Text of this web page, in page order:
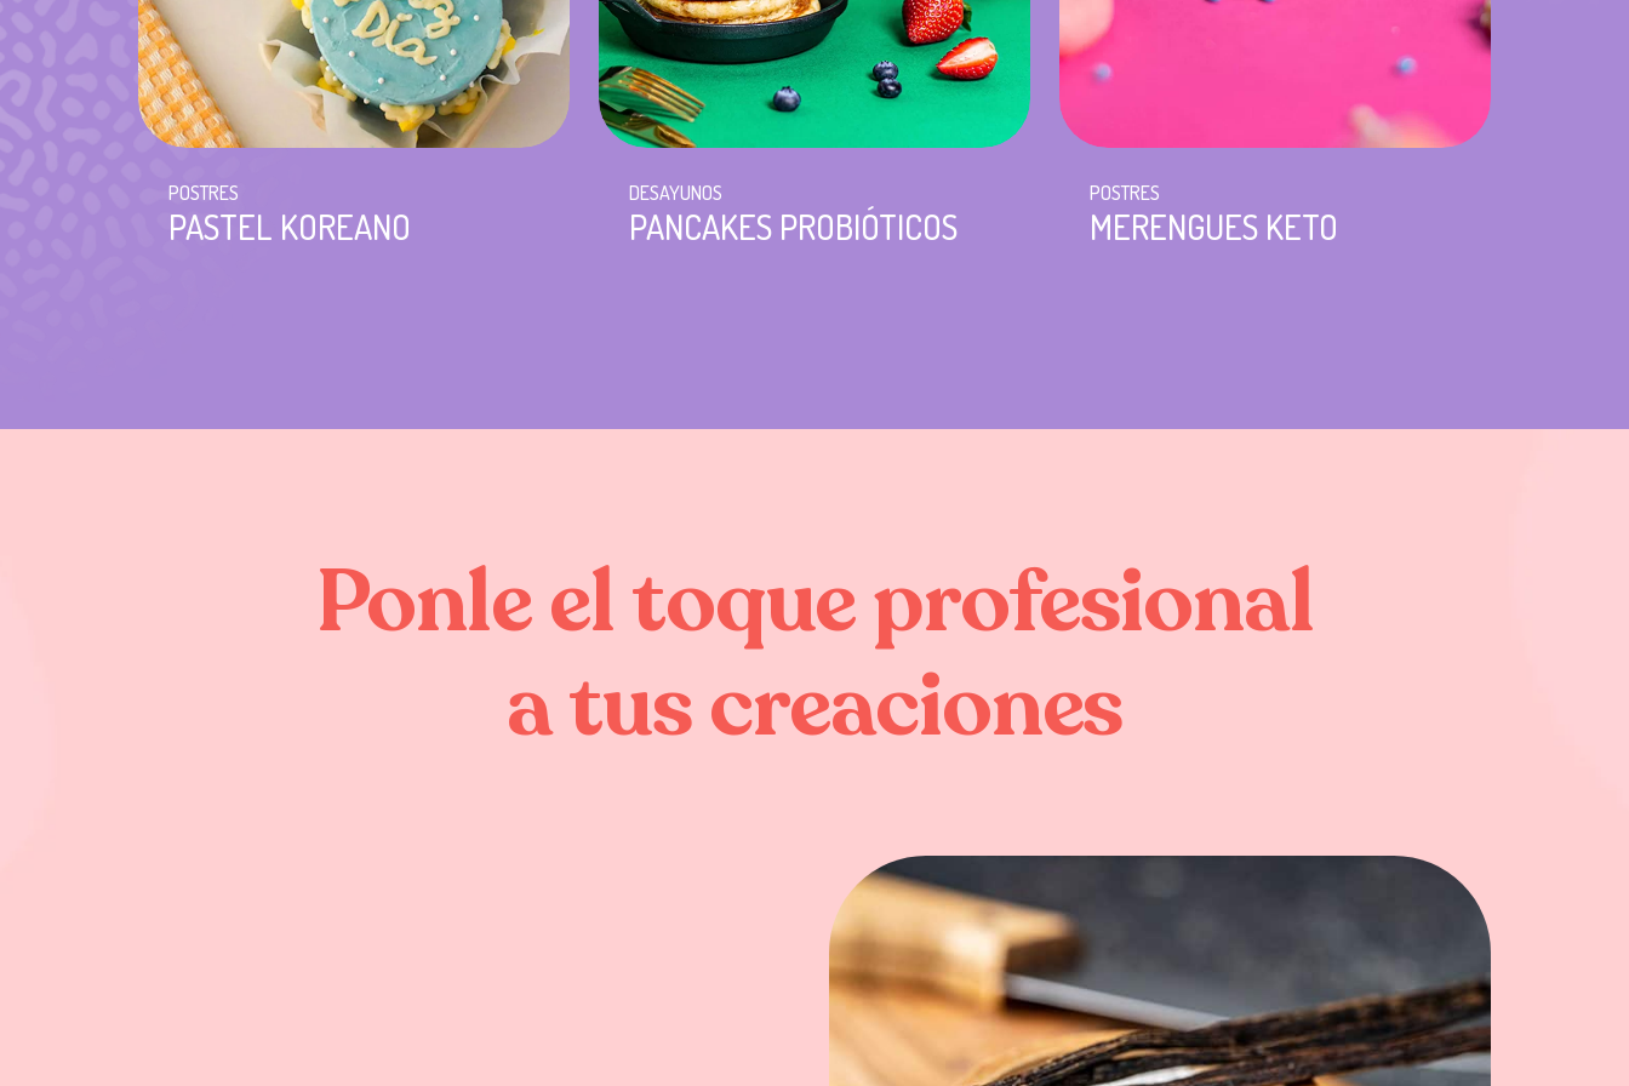
POSTRES
PASTEL KOREANO
DESAYUNOS
PANCAKES PROBIÓTICOS
POSTRES
MERENGUES KETO
Ponleeltoqueprofesional
atuscreaciones